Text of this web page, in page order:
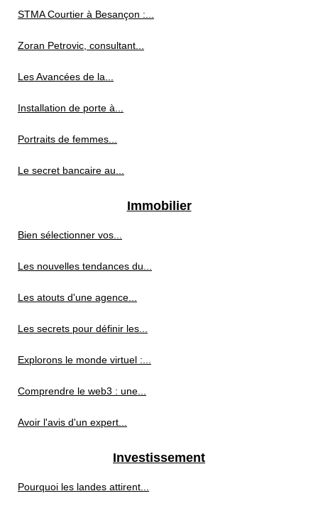
STMA Courtier à Besançon :...
Zoran Petrovic, consultant...
Les Avancées de la...
Installation de porte à...
Portraits de femmes...
Le secret bancaire au...
Immobilier
Bien sélectionner vos...
Les nouvelles tendances du...
Les atouts d'une agence...
Les secrets pour définir les...
Explorons le monde virtuel :...
Comprendre le web3 : une...
Avoir l'avis d'un expert...
Investissement
Pourquoi les landes attirent...